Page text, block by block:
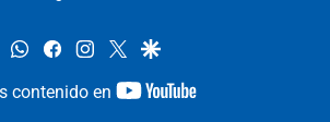
whatsappfacebookinstagram
twittergoogle
contenido en
youtube-